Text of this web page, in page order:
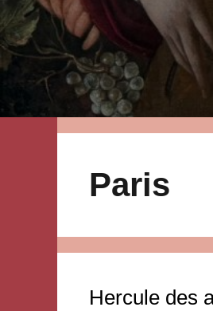
Paris
Hercule des